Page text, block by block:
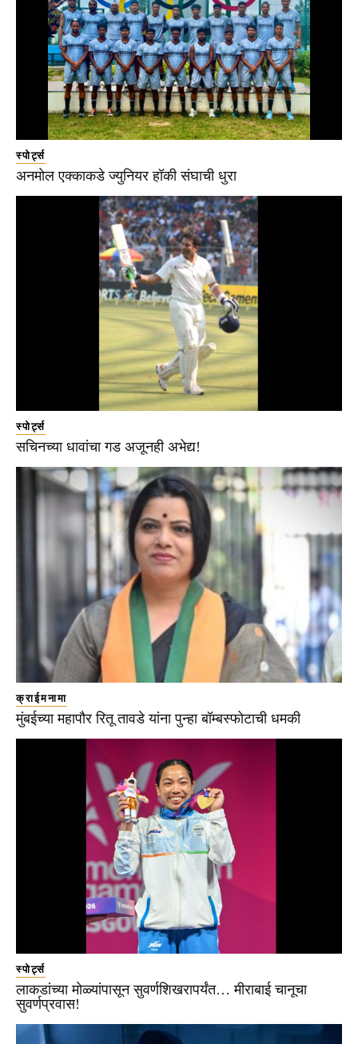
स्पोर्ट्स
अनमोल एक्काकडे ज्युनियर हॉकी संघाची धुरा
स्पोर्ट्स
सचिनच्या धावांचा गड अजूनही अभेद्य!
क्राईमनामा
मुंबईच्या महापौर रितू तावडे यांना पुन्हा बॉम्बस्फोटाची धमकी
स्पोर्ट्स
लाकडांच्या मोळ्यांपासून सुवर्णशिखरापर्यंत… मीराबाई चानूचा
सुवर्णप्रवास!